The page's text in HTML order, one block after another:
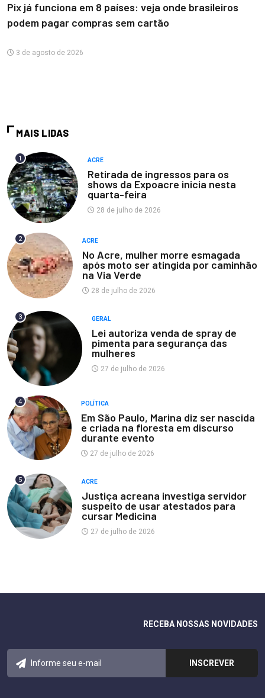
Pix já funciona em 8 países: veja onde brasileiros
podem pagar compras sem cartão
3 de agosto de 2026
MAIS LIDAS
1 ACRE
Retirada de ingressos para os
shows da Expoacre inicia nesta
quarta-feira
28 de julho de 2026
2 ACRE
No Acre, mulher morre esmagada
após moto ser atingida por caminhão
na Via Verde
28 de julho de 2026
3 GERAL
Lei autoriza venda de spray de
pimenta para segurança das
mulheres
27 de julho de 2026
4 POLÍTICA
Em São Paulo, Marina diz ser nascida
e criada na floresta em discurso
durante evento
27 de julho de 2026
5 ACRE
Justiça acreana investiga servidor
suspeito de usar atestados para
cursar Medicina
27 de julho de 2026
RECEBA NOSSAS NOVIDADES